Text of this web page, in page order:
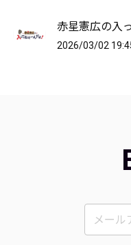
赤星憲広の入
2026/03/02